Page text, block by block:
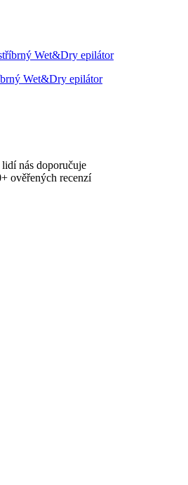
Wet&Dry epilátor
nás doporučuje
ověřených recenzí